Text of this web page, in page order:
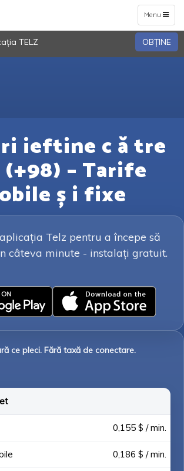
Toggle
navigation
Menu
TELZ OBŢINE
ieftine c ă tre
– Tarife
ș i fixe
Telz pentru a începe să
câteva minute - instalați gratuit.
ce pleci. Fără taxă de conectare.
0,155 $ / min.
0,186 $ / min.